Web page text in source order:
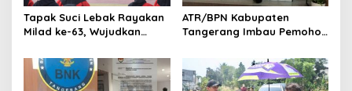
Tapak Suci Lebak Rayakan
Milad ke-63, Wujudkan
Menuju Kancah Dunia
ATR/BPN Kabupaten
Tangerang Imbau Pemohon
Berkas Mandek